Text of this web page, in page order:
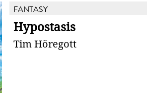
FANTASY
Hypostasis
Tim Höregott